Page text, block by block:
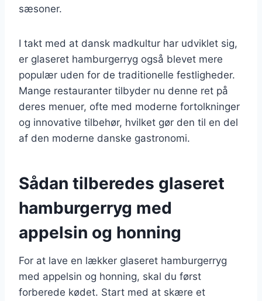
sæsoner.
I takt med at dansk madkultur har udviklet sig,
er glaseret hamburgerryg også blevet mere
populær uden for de traditionelle festligheder.
Mange restauranter tilbyder nu denne ret på
deres menuer, ofte med moderne fortolkninger
og innovative tilbehør, hvilket gør den til en del
af den moderne danske gastronomi.
Sådan tilberedes glaseret
hamburgerryg med
appelsin og honning
For at lave en lækker glaseret hamburgerryg
med appelsin og honning, skal du først
forberede kødet. Start med at skære et